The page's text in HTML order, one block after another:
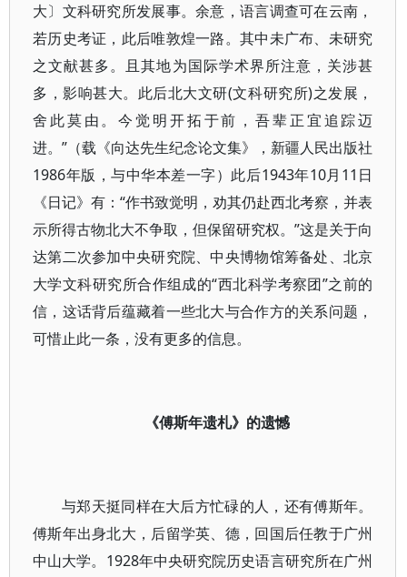
大〕文科研究所发展事。余意，语言调查可在云南，
若历史考证，此后唯敦煌一路。其中未广布、未研究
之文献甚多。且其地为国际学术界所注意，关涉甚
多，影响甚大。此后北大文研(文科研究所)之发展，
舍此莫由。今觉明开拓于前，吾辈正宜追踪迈
进。”（载《向达先生纪念论文集》，新疆人民出版社
1986年版，与中华本差一字）此后1943年10月11日
《日记》有：“作书致觉明，劝其仍赴西北考察，并表
示所得古物北大不争取，但保留研究权。”这是关于向
达第二次参加中央研究院、中央博物馆筹备处、北京
大学文科研究所合作组成的“西北科学考察团”之前的
信，这话背后蕴藏着一些北大与合作方的关系问题，
可惜止此一条，没有更多的信息。
《傅斯年遗札》的遗憾
与郑天挺同样在大后方忙碌的人，还有傅斯年。
傅斯年出身北大，后留学英、德，回国后任教于广州
中山大学。1928年中央研究院历史语言研究所在广州